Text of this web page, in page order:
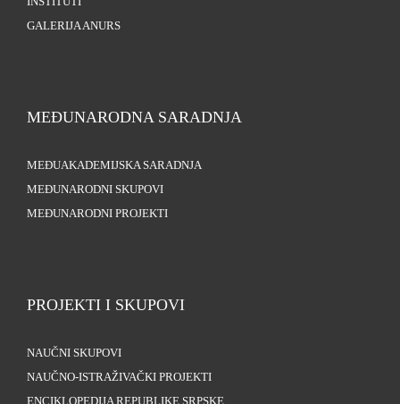
GALERIJA ANURS
MEĐUNARODNA SARADNJA
MEĐUAKADEMIJSKA SARADNJA
MEĐUNARODNI SKUPOVI
MEĐUNARODNI PROJEKTI
PROJEKTI I SKUPOVI
NAUČNI SKUPOVI
NAUČNO-ISTRAŽIVAČKI PROJEKTI
ENCIKLOPEDIJA REPUBLIKE SRPSKE